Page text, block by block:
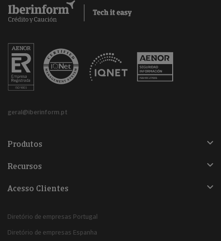
geral@iberinform.pt
Produtos
Recursos
Acesso Clientes
Diretório de empresas Portugal
Diretório de empresas Espanha